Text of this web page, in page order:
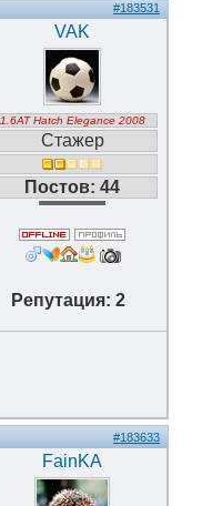
#183531
VAK
1.6AT Hatch Elegance 2008
Стажер
Постов: 44
Репутация: 2
#183633
FainKA